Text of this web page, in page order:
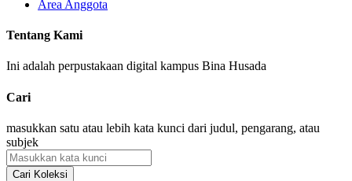
Area Anggota
Tentang Kami
Ini adalah perpustakaan digital kampus Bina Husada
Cari
masukkan satu atau lebih kata kunci dari judul, pengarang, atau
subjek
Cari Koleksi